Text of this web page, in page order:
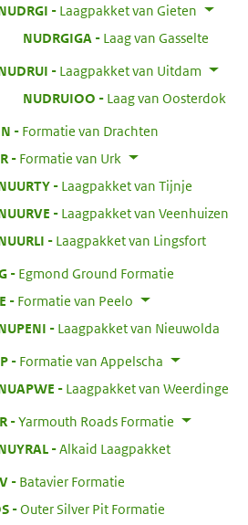
Laagpakket van Gieten
NUDRGIGA
Laag van Gasselte
Laagpakket van Uitdam
NUDRUIOO
Laag van Oosterdok
Formatie van Drachten
:
Formatie van Urk
:
Laagpakket van Tijnje
Laagpakket van Veenhuizen
Laagpakket van Lingsfort
:
Egmond Ground Formatie
Formatie van Peelo
Laagpakket van Nieuwolda
:
Formatie van Appelscha
Laagpakket van Weerdinge
:
Yarmouth Roads Formatie
Alkaid Laagpakket
:
Batavier Formatie
:
Outer Silver Pit Formatie